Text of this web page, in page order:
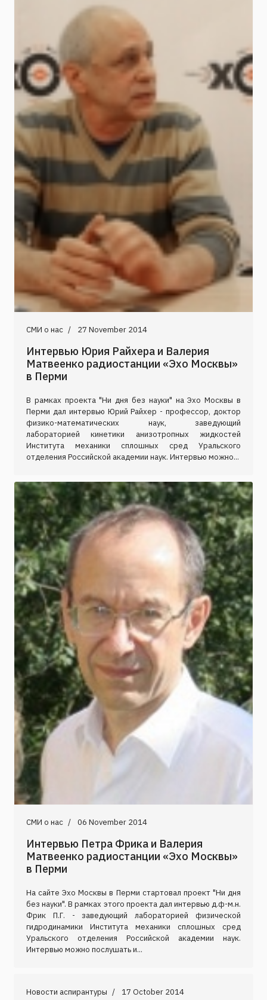
СМИ о нас 27 November 2014
Интервью Юрия Райхера и Валерия
Матвеенко радиостанции «Эхо Москвы»
в Перми
В рамках проекта "Ни дня без науки" на Эхо Москвы в
Перми дал интервью Юрий Райхер - профессор, доктор
физико-математических наук, заведующий
лабораторией кинетики анизотропных жидкостей
Института механики сплошных сред Уральского
отделения Российской академии наук. Интервью можно...
СМИ о нас 06 November 2014
Интервью Петра Фрика и Валерия
Матвеенко радиостанции «Эхо Москвы»
в Перми
На сайте Эхо Москвы в Перми стартовал проект "Ни дня
без науки". В рамках этого проекта дал интервью д.ф-м.н.
Фрик П.Г. - заведующий лабораторией физической
гидродинамики Института механики сплошных сред
Уральского отделения Российской академии наук.
Интервью можно послушать и...
Новости аспирантуры 17 October 2014